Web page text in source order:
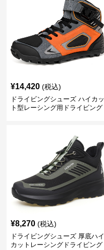
¥14,420 (税込)
ドライビングシューズ ハイカッ
ト型レーシング用ドライビング
¥8,270 (税込)
ドライビングシューズ 厚底ハイ
カットレーシングドライビング